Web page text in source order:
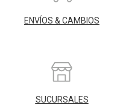
ENVÍOS & CAMBIOS
SUCURSALES